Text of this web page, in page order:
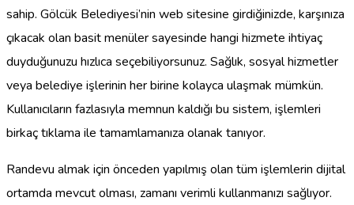
sahip. Gölcük Belediyesi’nin web sitesine girdiğinizde, karşınıza
çıkacak olan basit menüler sayesinde hangi hizmete ihtiyaç
duyduğunuzu hızlıca seçebiliyorsunuz. Sağlık, sosyal hizmetler
veya belediye işlerinin her birine kolayca ulaşmak mümkün.
Kullanıcıların fazlasıyla memnun kaldığı bu sistem, işlemleri
birkaç tıklama ile tamamlamanıza olanak tanıyor.
Randevu almak için önceden yapılmış olan tüm işlemlerin dijital
ortamda mevcut olması, zamanı verimli kullanmanızı sağlıyor.